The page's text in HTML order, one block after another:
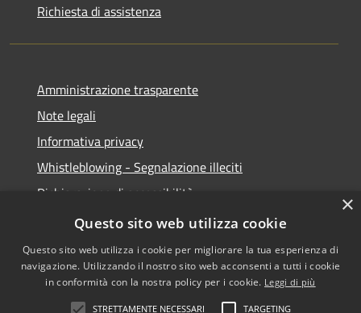
Richiesta di assistenza
Amministrazione trasparente
Note legali
Informativa privacy
Whistleblowing - Segnalazione illeciti
Dichiarazione di accessibilità
Obiettivi di acessibilità
Copyright © 2026 • Comune di
×
Questo sito web utilizza cookie
Questo sito web utilizza i cookie per migliorare la tua esperienza di
navigazione. Utilizzando il nostro sito web acconsenti a tutti i cookie
in conformità con la nostra policy per i cookie. Leggi di più
STRETTAMENTE NECESSARI TARGETING